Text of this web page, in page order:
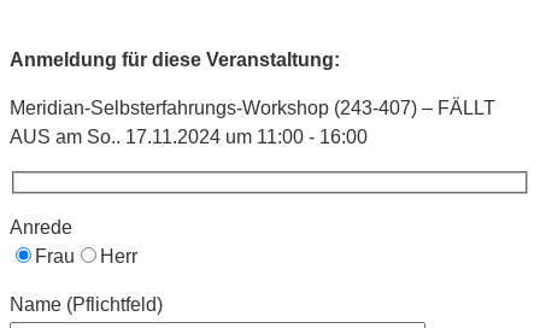
Anmeldung für diese Veranstaltung:
Meridian-Selbsterfahrungs-Workshop (243-407) – FÄLLT
AUS am So.. 17.11.2024 um 11:00 - 16:00
Anrede
Frau
Herr
Name (Pflichtfeld)